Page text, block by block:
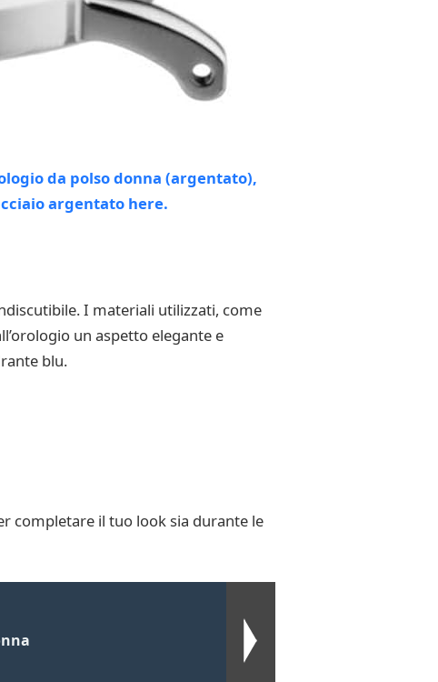
I materiali utilizzati, come
un aspetto elegante e
blu.
completare il tuo look sia durante le